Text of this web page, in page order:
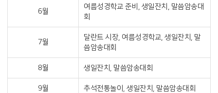
6월
여름성경학교 준비, 생일잔치, 말씀암송대
회
7월
달란트 시장, 여름성경학교, 생일잔치, 말
씀암송대회
8월 생일잔치, 말씀암송대회
9월 추석전통놀이, 생일잔치, 말씀암송대회